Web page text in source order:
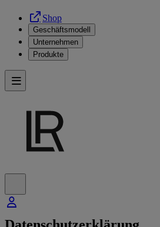
Shop
Geschäftsmodell
Unternehmen
Produkte